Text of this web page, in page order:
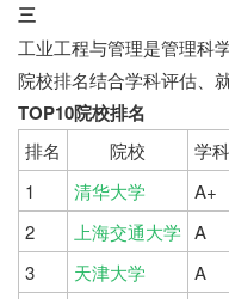
三
工业工程与管理是管理科
院校排名结合学科评估、
TOP10院校排名
排名 院校 学
1
清华大学 A+
2
上海交通大学 A
3
天津大学 A